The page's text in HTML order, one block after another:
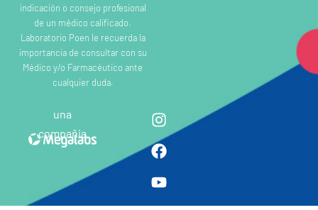
indicación o consejo profesional
de un médico calificado.
Laboratorio Poen le recuerda la
importancia de consultar con su
Médico y/o Farmacéutico ante
cualquier duda.
una
compañia